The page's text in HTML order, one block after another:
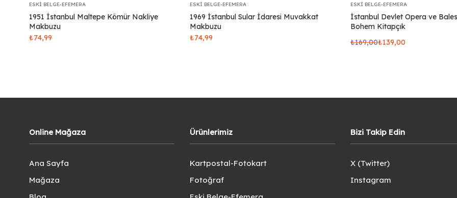
ESKI BELGE-EFEMERA
1951 İstanbul Maltepe Kömür Nakliye
Makbuzu
₺74,99
ESKI BELGE-EFEMERA
1969 İstanbul Sular İdaresi Muvakkat
Makbuzu
₺74,99
ESKI BELGE-EFEMERA
İstanbul Devlet Opera ve
Bohem Kitapçık
₺169,00₺139,00
Online Mağaza
Ana Sayfa
Mağaza
Ürünlerimiz
Kartpostal-Fotokart
Fotoğraf
Bizi Takip Edin
X (Twitter)
Instagram